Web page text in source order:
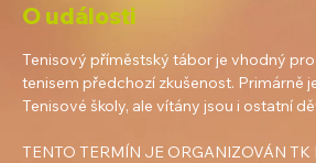
O události
Tenisový příměstský tábor je vhodný pro
tenisem předchozí zkušenost. Primárně
Tenisové školy, ale vítány jsou i ostatní
TENTO TERMÍN JE ORGANIZOVÁN TK